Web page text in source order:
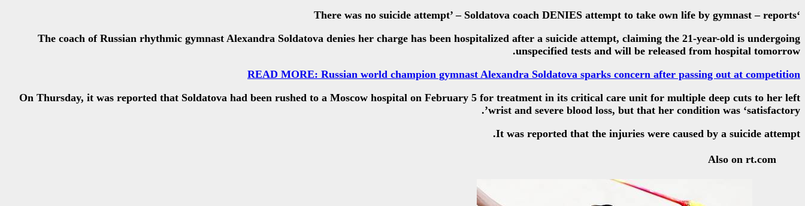
‘There was no suicide attempt’ – Soldatova coach DENIES attempt to take own life by gymnast – reports
The coach of Russian rhythmic gymnast Alexandra Soldatova denies her charge has been hospitalized after a suicide attempt, claiming the 21-year-old is undergoing
unspecified tests and will be released from hospital tomorrow.
READ MORE: Russian world champion gymnast Alexandra Soldatova sparks concern after passing out at competition
On Thursday, it was reported that Soldatova had been rushed to a Moscow hospital on February 5 for treatment in its critical care unit for multiple deep cuts to her left
wrist and severe blood loss, but that her condition was ‘satisfactory’.
It was reported that the injuries were caused by a suicide attempt.
Also on rt.com